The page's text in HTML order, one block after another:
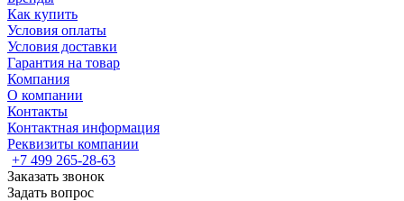
Как купить
Условия оплаты
Условия доставки
Гарантия на товар
Компания
О компании
Контакты
Контактная информация
Реквизиты компании
+7 499 265-28-63
Заказать звонок
Задать вопрос